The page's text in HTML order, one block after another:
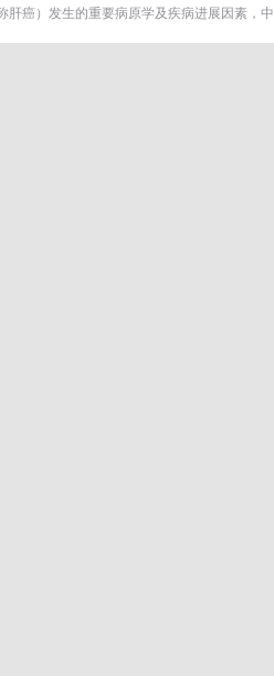
癌）发生的重要病原学及疾病进展因素，
除“病毒性肝炎公共卫生危害”目标的主力